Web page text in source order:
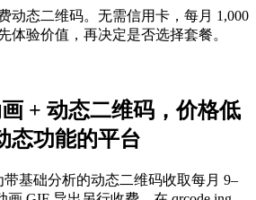
动态二维码。无需信用卡，每月 1,000
体验价值，再决定是否选择套餐。
+ 动态二维码，价格低
态功能的平台
基础分析的动态二维码收取每月 9–